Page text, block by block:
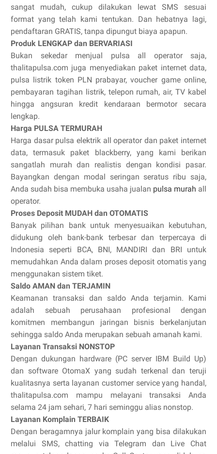
sangat mudah, cukup dilakukan lewat SMS sesuai
format yang telah kami tentukan. Dan hebatnya lagi,
pendaftaran GRATIS, tanpa dipungut biaya apapun.
Produk LENGKAP dan BERVARIASI
Bukan sekedar menjual pulsa all operator saja,
thalitapulsa.com juga menyediakan paket internet data,
pulsa listrik token PLN prabayar, voucher game online,
pembayaran tagihan listrik, telepon rumah, air, TV kabel
hingga angsuran kredit kendaraan bermotor secara
lengkap.
Harga PULSA TERMURAH
Harga dasar pulsa elektrik all operator dan paket internet
data, termasuk paket blackberry, yang kami berikan
sangatlah murah dan realistis dengan kondisi pasar.
Bayangkan dengan modal seringan seratus ribu saja,
Anda sudah bisa membuka usaha jualan pulsa murah all
operator.
Proses Deposit MUDAH dan OTOMATIS
Banyak pilihan bank untuk menyesuaikan kebutuhan,
didukung oleh bank-bank terbesar dan terpercaya di
Indonesia seperti BCA, BNI, MANDIRI dan BRI untuk
memudahkan Anda dalam proses deposit otomatis yang
menggunakan sistem tiket.
Saldo AMAN dan TERJAMIN
Keamanan transaksi dan saldo Anda terjamin. Kami
adalah sebuah perusahaan profesional dengan
komitmen membangun jaringan bisnis berkelanjutan
sehingga saldo Anda merupakan sebuah amanah kami.
Layanan Transaksi NONSTOP
Dengan dukungan hardware (PC server IBM Build Up)
dan software OtomaX yang sudah terkenal dan teruji
kualitasnya serta layanan customer service yang handal,
thalitapulsa.com mampu melayani transaksi Anda
selama 24 jam sehari, 7 hari seminggu alias nonstop.
Layanan Komplain TERBAIK
Dengan beragamnya jalur komplain yang bisa dilakukan
melalui SMS, chatting via Telegram dan Live Chat